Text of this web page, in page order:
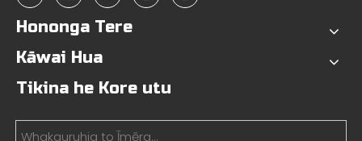
Hononga Tere
Kāwai Hua
Tikina he Kore utu